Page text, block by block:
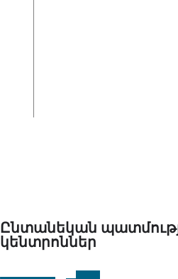
Ընտանեկան
կենտրոններ